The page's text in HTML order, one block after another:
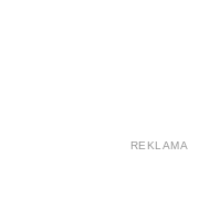
REKLAMA